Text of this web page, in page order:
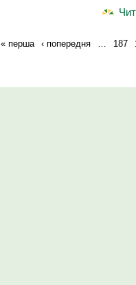
« перша ‹ попередня … 187